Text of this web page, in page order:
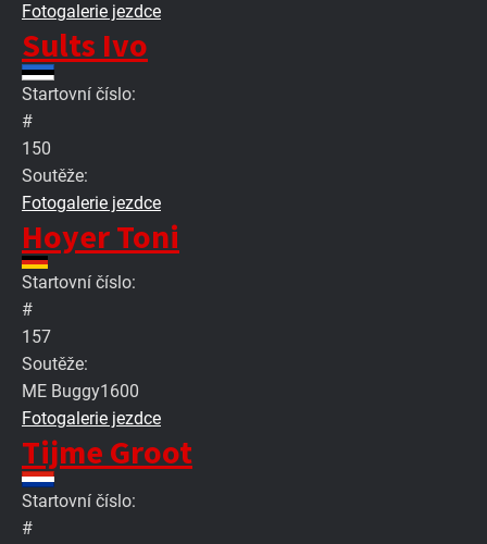
Fotogalerie jezdce
Sults Ivo
Startovní číslo:
#
150
Soutěže:
Fotogalerie jezdce
Hoyer Toni
Startovní číslo:
#
157
Soutěže:
ME Buggy1600
Fotogalerie jezdce
Tijme Groot
Startovní číslo:
#